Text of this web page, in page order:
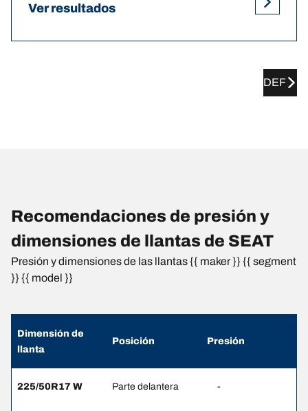
Ver resultados
DEF
Recomendaciones de presión y
dimensiones de llantas de SEAT
Presión y dimensiones de las llantas {{ maker }} {{ segment
}} {{ model }}
Dimensión de
llanta
Posición Presión
225/50R17 W Parte delantera -